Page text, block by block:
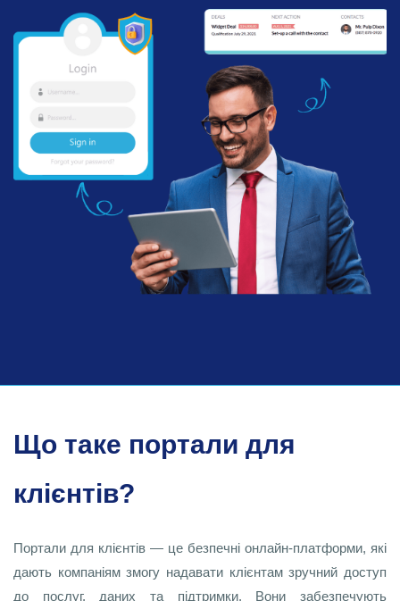
Що таке портали для
клієнтів?
Портали для клієнтів — це безпечні онлайн-платформи, які
дають компаніям змогу надавати клієнтам зручний доступ
до послуг, даних та підтримки. Вони забезпечують